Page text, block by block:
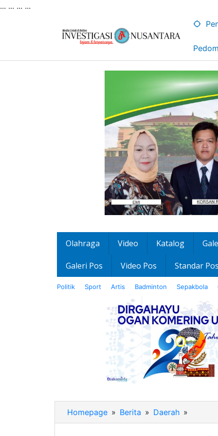
... ... ... ...
Olahraga Video Katalog
Galeri Pos Video Pos Standar Pos
Politik Sport Artis Badminton Sepakbola
Homepage » Berita » Daerah »